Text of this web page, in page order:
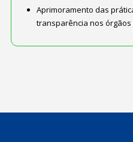
Aprimoramento das
transparência nos órgãos